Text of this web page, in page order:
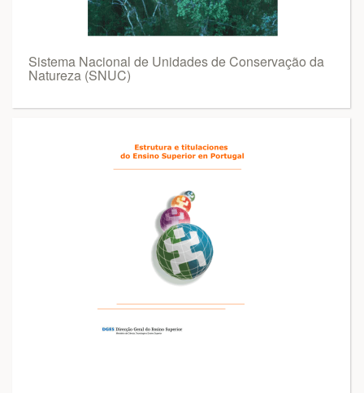
Sistema Nacional de Unidades de Conservação da
Natureza (SNUC)